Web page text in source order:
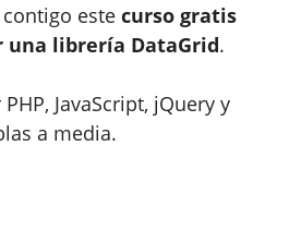
este curso gratis
una librería DataGrid.
JavaScript, jQuery y
a media.